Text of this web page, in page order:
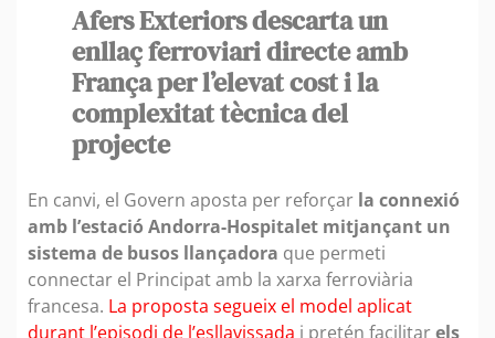
Afers Exteriors descarta un
enllaç ferroviari directe amb
França per l’elevat cost i la
complexitat tècnica del
projecte
En canvi, el Govern aposta per reforçar la connexió
amb l’estació Andorra-Hospitalet mitjançant un
sistema de busos llançadora que permeti
connectar el Principat amb la xarxa ferroviària
francesa. La proposta segueix el model aplicat
durant l’episodi de l’esllavissada i pretén facilitarels